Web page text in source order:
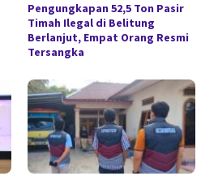
Pengungkapan 52,5 Ton Pasir
Timah Ilegal di Belitung
Berlanjut, Empat Orang Resmi
Tersangka